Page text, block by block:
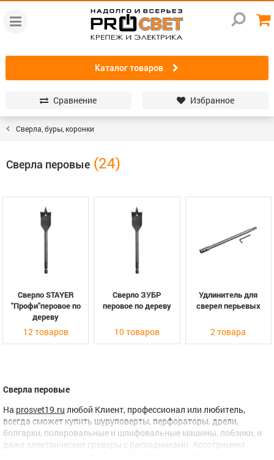
Каталог товаров
Сравнение Избранное
Сверла, буры, коронки
Сверла перовые
Сверло STAYER
"Профи"перовое по
дереву
12 товаров
Сверло ЗУБР
перовое по дереву
10 товаров
Удлинитель для
сверел перьевых
2 товара
Сверла перовые
На prosvet19.ru любой Клиент, профессионал или любитель,
всегда сможет купить шуруповерты, перфораторы, дрели,
болгарки, полировальные и шлифовальные машины, лобзики, и
даже электрические граверы с расходниками. Ассотримент